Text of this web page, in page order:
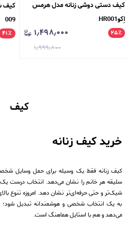
کیف دستی دوشی زنانه مدل هرمس
اِکوHR001
۲۵٪ ۱٫۴۹۸٫۰۰۰
۱٫۹۹۹٫۸۰۰
009
۴۱٪
کیف
خرید کیف زنانه
کیف زنانه فقط یک وسیله برای حمل وسایل
سلیقه هر خانم را نشان می‌دهد. انتخاب درست یک
شیک‌تر و حتی حرفه‌ای‌تر نشان دهد. امروزه تنوع
به یک انتخاب شخصی و هوشمندانه تبدیل شود؛
می‌دهد و هم با استایل هماهنگ است.